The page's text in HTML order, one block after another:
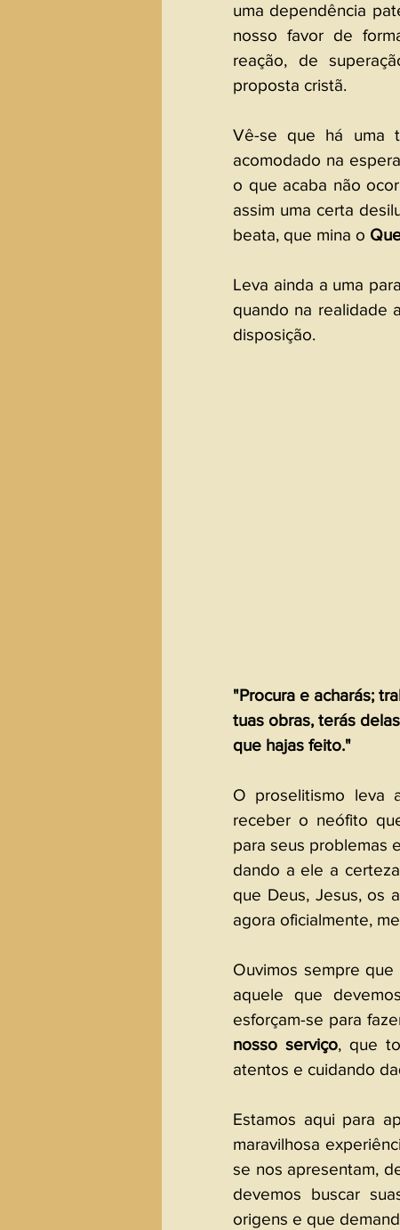
uma dependência
nosso favor de
reação, de
proposta cristã.
Vê-se que há uma
acomodado na
o que acaba não
assim uma certa
beata, que mina o
Leva ainda a uma
quando na realidade
disposição.
"Procura e acharás;
tuas obras, terás
que hajas feito."
O proselitismo leva
receber o neófito
para seus problemas
dando a ele a
que Deus, Jesus, os
agora oficialmente,
Ouvimos sempre
aquele que
esforçam-se para
nosso serviço, que
atentos e cuidando
Estamos aqui para
maravilhosa
se nos apresentam,
devemos buscar
origens e que